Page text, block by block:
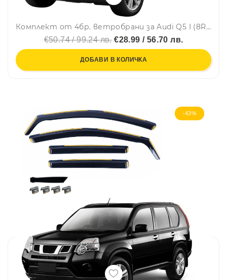
Комплект от 4бр. ветробрани за Audi Q5 I (8R) 2008 - 2016 г.
€50.74 / 99.24 лв.€28.99 / 56.70 лв.
ДОБАВИ В КОЛИЧКА
-43%